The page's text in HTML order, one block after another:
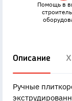
Помощь в
Описание
Ручные